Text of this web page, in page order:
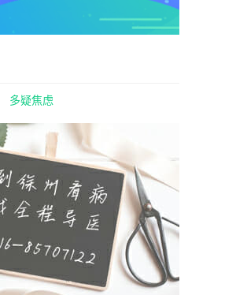
多疑焦虑